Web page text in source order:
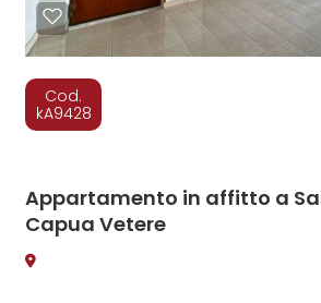
Cod.
kA9428
Appartamento in affitto a
Capua Vetere